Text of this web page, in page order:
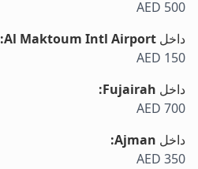
AED 500
داخل Al Maktoum Intl Airport
:
AED 150
داخل Fujairah
:
AED 700
داخل Ajman
:
AED 350